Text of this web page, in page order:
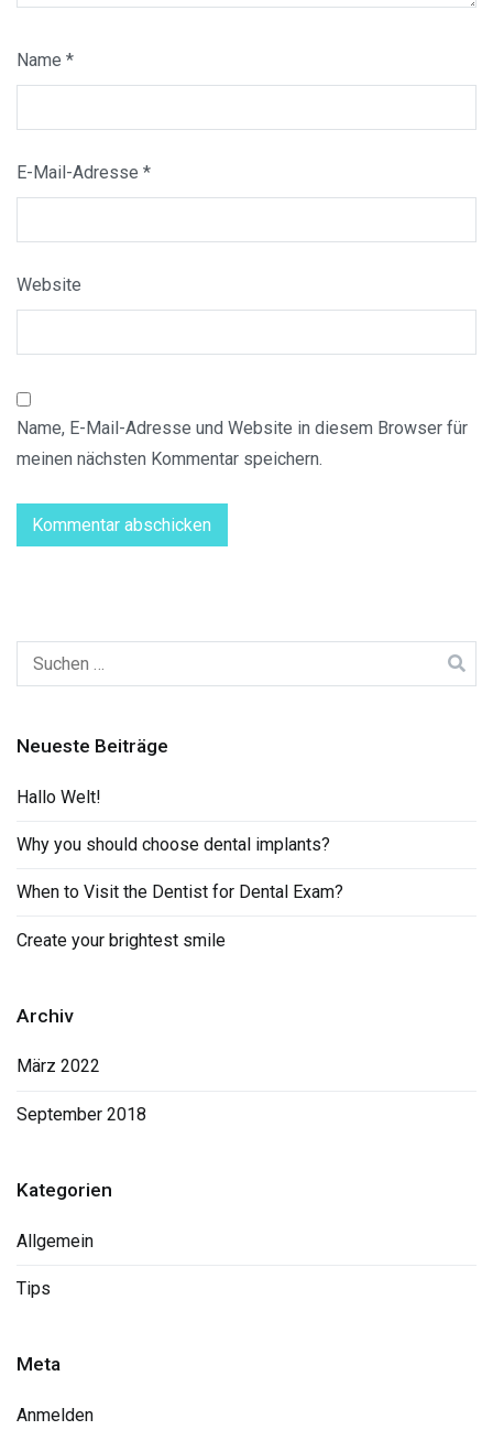
Name *
E-Mail-Adresse *
Website
Name, E-Mail-Adresse und Website in diesem Browser für
meinen nächsten Kommentar speichern.
Suchen
nach:
Neueste Beiträge
Hallo Welt!
Why you should choose dental implants?
When to Visit the Dentist for Dental Exam?
Create your brightest smile
Archiv
März 2022
September 2018
Kategorien
Allgemein
Tips
Meta
Anmelden